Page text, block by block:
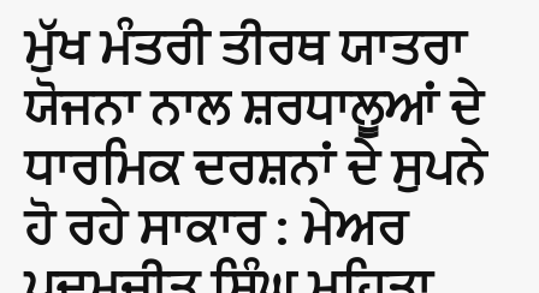
ਮੁੱਖ ਮੰਤਰੀ ਤੀਰਥ ਯਾਤਰਾ
ਯੋਜਨਾ ਨਾਲ ਸ਼ਰਧਾਲੂਆਂ ਦੇ
ਧਾਰਮਿਕ ਦਰਸ਼ਨਾਂ ਦੇ ਸੁਪਨੇ
ਹੋ ਰਹੇ ਸਾਕਾਰ : ਮੇਅਰ